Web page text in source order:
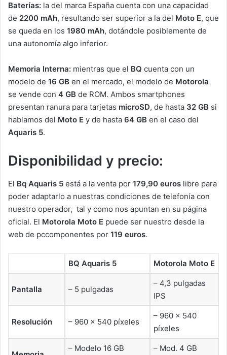
Baterías: la del marca España cuenta con una capacidad
de 2200 mAh, resultando ser superior a la del Moto E, que
se queda en los 1980 mAh, dotándole posiblemente de
una autonomía algo inferior.
Memoria Interna: mientras que el BQ cuenta con un
modelo de 16 GB en el mercado, el modelo de Motorola
se vende con 4 GB de ROM. Ambos smartphones
presentan ranura para tarjetas microSD, de hasta 32 GB si
hablamos del Moto E y de hasta 64 GB en el caso del
Aquaris 5.
Disponibilidad y precio:
El Bq Aquaris 5 está a la venta por 179,90 euros libre para
poder adaptarlo a nuestras condiciones de telefonía con
nuestro operador, tal y como nos apuntan en su página
oficial. El Motorola Moto E puede ser nuestro desde la
web de pccomponentes por 119 euros.
BQ Aquaris 5 Motorola Moto E
Pantalla – 5 pulgadas
– 4,3 pulgadas
IPS
Resolución – 960 × 540 píxeles
– 960 × 540
píxeles
– Modelo 16 GB – Mod. 4 GB